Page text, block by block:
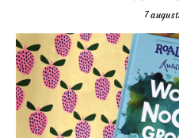
7